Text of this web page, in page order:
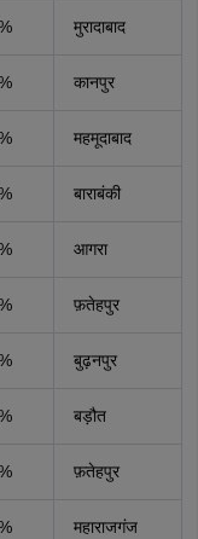
मुरादाबाद
कानपुर
महमूदाबाद
बाराबंकी
आगरा
फ़तेहपुर
बुढ़नपुर
बड़ौत
फ़तेहपुर
महाराजगंज